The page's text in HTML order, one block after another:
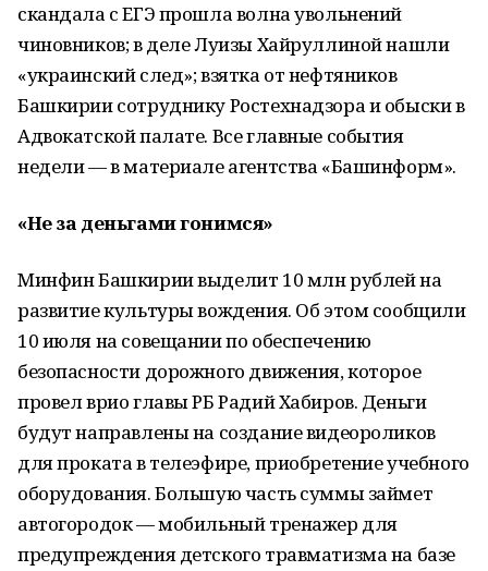
скандала с ЕГЭ прошла волна увольнений
чиновников; в деле Луизы Хайруллиной нашли
«украинский след»; взятка от нефтяников
Башкирии сотруднику Ростехнадзора и обыски в
Адвокатской палате. Все главные события
недели — в материале агентства «Башинформ».
«Не за деньгами гонимся»
Минфин Башкирии выделит 10 млн рублей на
развитие культуры вождения. Об этом сообщили
10 июля на совещании по обеспечению
безопасности дорожного движения, которое
провел врио главы РБ Радий Хабиров. Деньги
будут направлены на создание видеороликов
для проката в телеэфире, приобретение учебного
оборудования. Большую часть суммы займет
автогородок — мобильный тренажер для
предупреждения детского травматизма на базе